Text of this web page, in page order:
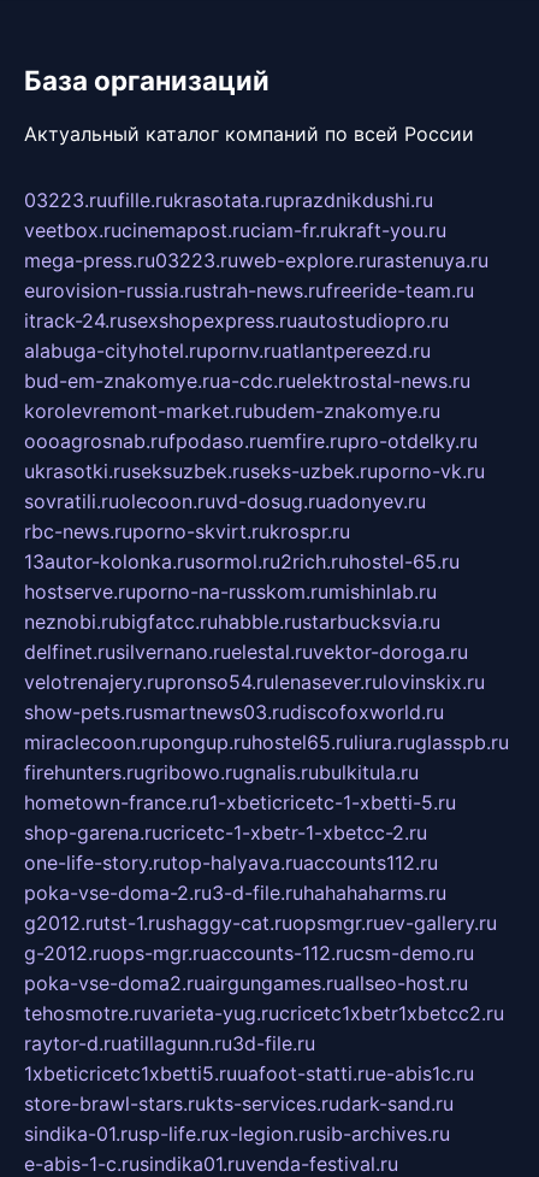
База организаций
Актуальный каталог компаний по всей России
03223.ruufille.rukrasotata.ruprazdnikdushi.ru
veetbox.rucinemapost.ruciam-fr.rukraft-you.ru
mega-press.ru03223.ruweb-explore.rurastenuya.ru
eurovision-russia.rustrah-news.rufreeride-team.ru
itrack-24.rusexshopexpress.ruautostudiopro.ru
alabuga-cityhotel.rupornv.ruatlantpereezd.ru
bud-em-znakomye.rua-cdc.ruelektrostal-news.ru
korolevremont-market.rubudem-znakomye.ru
oooagrosnab.rufpodaso.ruemfire.rupro-otdelky.ru
ukrasotki.ruseksuzbek.ruseks-uzbek.ruporno-vk.ru
sovratili.ruolecoon.ruvd-dosug.ruadonyev.ru
rbc-news.ruporno-skvirt.rukrospr.ru
13autor-kolonka.rusormol.ru2rich.ruhostel-65.ru
hostserve.ruporno-na-russkom.rumishinlab.ru
neznobi.rubigfatcc.ruhabble.rustarbucksvia.ru
delfinet.rusilvernano.ruelestal.ruvektor-doroga.ru
velotrenajery.rupronso54.rulenasever.rulovinskix.ru
show-pets.rusmartnews03.rudiscofoxworld.ru
miraclecoon.rupongup.ruhostel65.ruliura.ruglasspb.ru
firehunters.rugribowo.rugnalis.rubulkitula.ru
hometown-france.ru1-xbeticricetc-1-xbetti-5.ru
shop-garena.rucricetc-1-xbetr-1-xbetcc-2.ru
one-life-story.rutop-halyava.ruaccounts112.ru
poka-vse-doma-2.ru3-d-file.ruhahahaharms.ru
g2012.rutst-1.rushaggy-cat.ruopsmgr.ruev-gallery.ru
g-2012.ruops-mgr.ruaccounts-112.rucsm-demo.ru
poka-vse-doma2.ruairgungames.ruallseo-host.ru
tehosmotre.ruvarieta-yug.rucricetc1xbetr1xbetcc2.ru
raytor-d.ruatillagunn.ru3d-file.ru
1xbeticricetc1xbetti5.ruuafoot-statti.rue-abis1c.ru
store-brawl-stars.rukts-services.rudark-sand.ru
sindika-01.rusp-life.rux-legion.rusib-archives.ru
e-abis-1-c.rusindika01.ruvenda-festival.ru